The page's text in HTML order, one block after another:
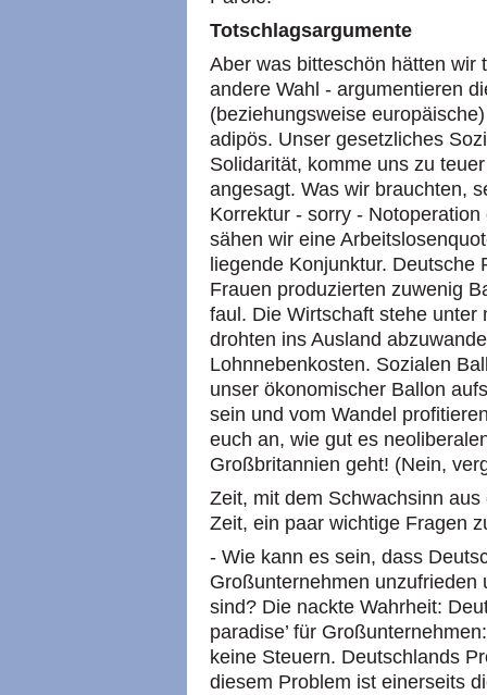
Totschlagsargumente
Aber was bitteschön hätten wir
andere Wahl - argumentieren
(beziehungsweise
adipös. Unser gesetzliches
Solidarität, komme uns zu
angesagt. Was wir brauchten,
Korrektur - sorry -
sähen wir eine
liegende Konjunktur.
Frauen produzierten zuwenig
faul. Die Wirtschaft stehe
drohten ins Ausland
Lohnnebenkosten. Sozialen
unser ökonomischer Ballon
sein und vom Wandel
euch an, wie gut es
Großbritannien geht! (Nein,
Zeit, mit dem Schwachsinn
Zeit, ein paar wichtige Fragen
- Wie kann es sein, dass
Großunternehmen
sind? Die nackte Wahrheit:
paradise’ für
keine Steuern. Deutschlands
diesem Problem ist einerseits